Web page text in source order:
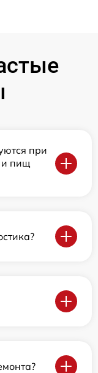
при
и пищ